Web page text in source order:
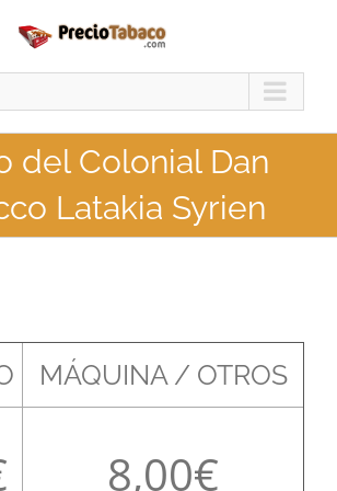
del Colonial Dan
Latakia Syrien
MÁQUINA / OTROS
8,00